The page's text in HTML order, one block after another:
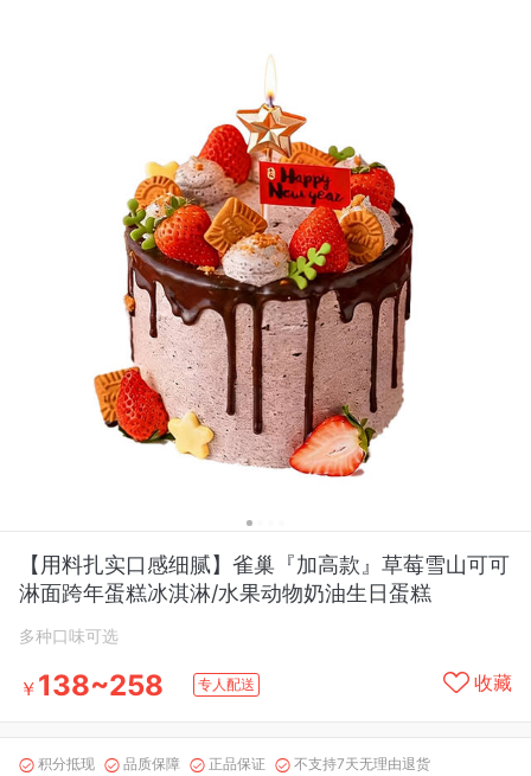
【用料扎实口感细腻】雀巢『加高款』草莓雪山可可
淋面跨年蛋糕冰淇淋/水果动物奶油生日蛋糕
多种口味可选
￥ 138~258 专人配送 收藏
 积分抵现  品质保障  正品保证  不支持7天无理由退货